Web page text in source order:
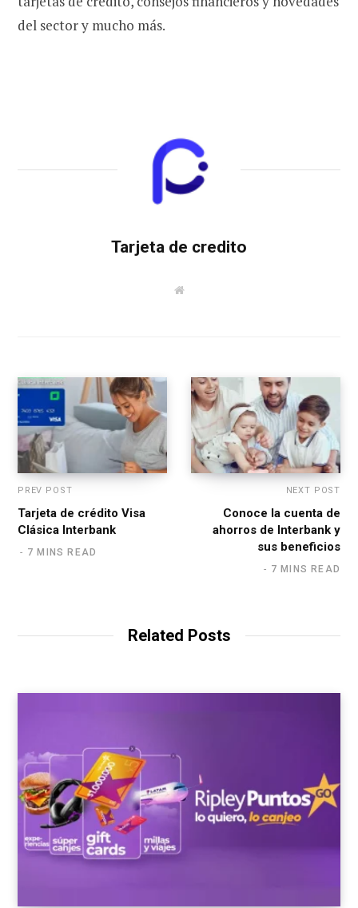
del sector y mucho más.
Tarjeta de credito
W
PREV POST
Tarjeta de crédito Visa
Clásica Interbank
7 MINS READ
NEXT POST
Conoce la cuenta de
ahorros de Interbank y
sus beneficios
7 MINS READ
Related Posts